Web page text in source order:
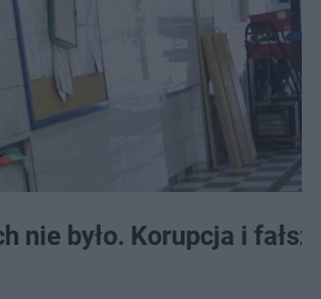
nie było. Korupcja i